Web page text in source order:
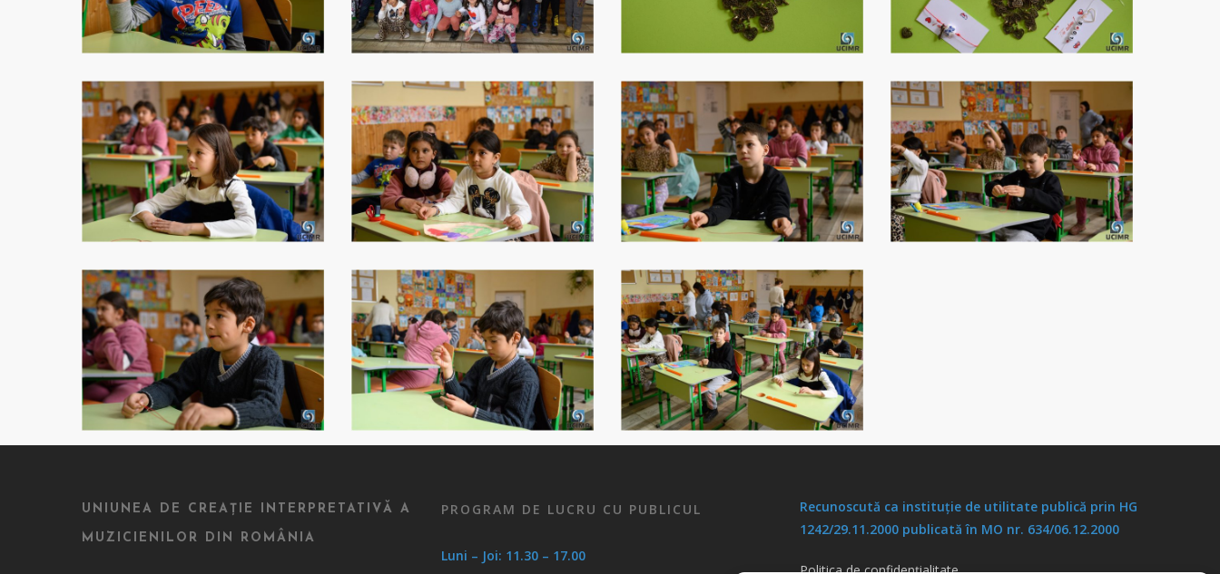
UNIUNEA DE CREAȚIE INTERPRETATIVĂ A
MUZICIENILOR DIN ROMÂNIA
PROGRAM DE LUCRU CU PUBLICUL
Luni – Joi: 11.30 – 17.00
Recunoscută ca instituţie de utilitate publică prin HG
1242/29.11.2000 publicată în MO nr. 634/06.12.2000
Politica de confidențialitate